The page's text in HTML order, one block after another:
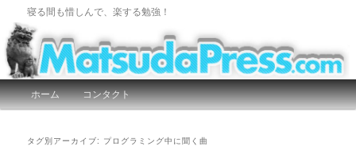
寝る間も惜しんで、楽する勉強！
メインメニュー
メインコンテンツへ移動
サブコンテンツへ移動
ホーム コンタクト
タグ別アーカイブ: プログラミング中に聞く曲